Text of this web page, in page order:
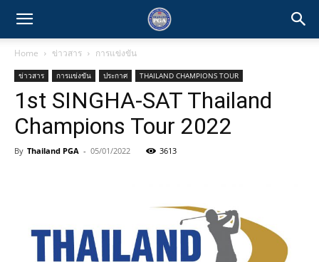
Home ข่าวสาร การแข่งขัน
ข่าวสาร การแข่งขัน ประกาศ THAILAND CHAMPIONS TOUR
1st SINGHA-SAT Thailand
Champions Tour 2022
By Thailand PGA - 05/01/2022 3613